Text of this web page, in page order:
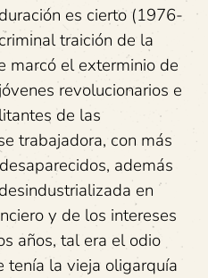
es cierto (1976-
traición de la
marcó el exterminio de
revolucionarios e
de las
trabajadora, con más
además
en
y de los intereses
años, tal era el odio
tenía la vieja oligarquía